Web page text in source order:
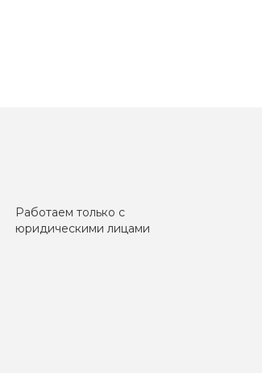
Работаем только с
юридическими лицами